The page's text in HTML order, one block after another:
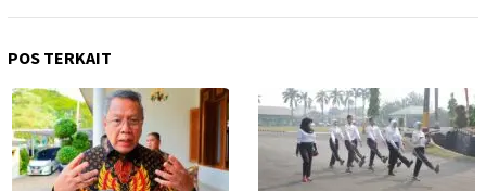
POS TERKAIT